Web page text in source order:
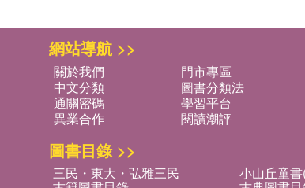
網站導航 >>
關於我們 門市專區
中文分類
圖書分類法
通關密碼
學習平台
異業合作
閱讀潮評
圖書目錄 >>
三民・東大・弘雅三民 小山丘童